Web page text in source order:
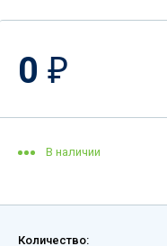
0 ₽
В наличии
Количество: